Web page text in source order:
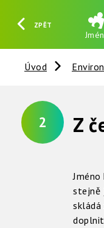
ZPĚT
HLEDAT
Úvod
2
stejně
skládá